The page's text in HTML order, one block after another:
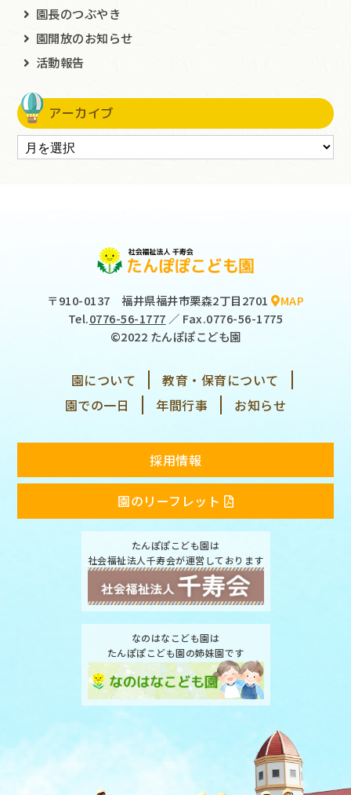
園長のつぶやき
園開放のお知らせ
活動報告
アーカイブ
〒910-0137 福井県福井市栗森2丁目2701
MAP
Tel.0776-56-1777 ／ Fax.0776-56-1775
©2022 たんぽぽこども園
園について
教育・保育について
園での一日
年間行事 お知らせ
採用情報
園のリーフレット
たんぽぽこども園は
社会福祉法人千寿会が運営しております
なのはなこども園は
たんぽぽこども園の姉妹園です